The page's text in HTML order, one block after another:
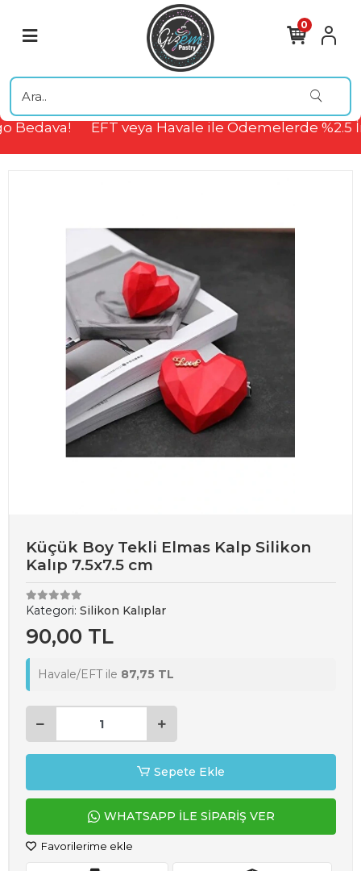
Bedava! EFT veya Havale ile Ödemelerde %2.5
0
Küçük Boy Tekli Elmas Kalp Silikon
Kalıp 7.5x7.5 cm
Kategori: Silikon Kalıplar
90,00 TL
Havale/EFT ile 87,75 TL
Sepete Ekle
WHATSAPP İLE SİPARİŞ VER
Favorilerime ekle